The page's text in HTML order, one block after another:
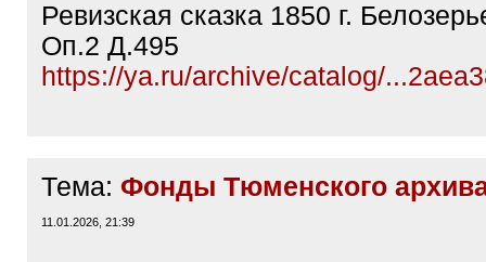
Ревизская сказка 1850 г.
Оп.2 Д.495
https://ya.ru/archive/catalog/
Тема: Фонды Тюменского
11.01.2026, 21:39